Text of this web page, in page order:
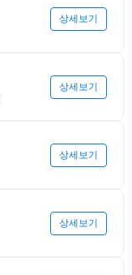
상세보기
상세보기
상세보기
상세보기